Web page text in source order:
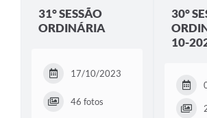
31° SESSÃO
ORDINÁRIA
17/10/2023
46 fotos
30°
10-